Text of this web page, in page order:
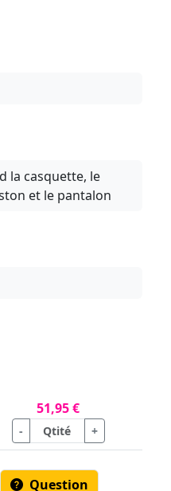
la casquette, le
et le pantalon
51,95 €
- +
Question